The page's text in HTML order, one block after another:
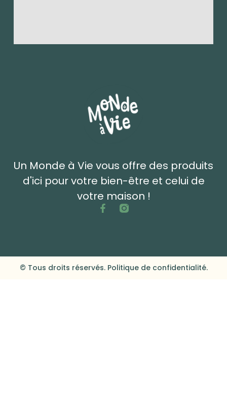
Un Monde à Vie vous offre des produits
d'ici pour votre bien-être et celui de
votre maison !
© Tous droits réservés. Politique de confidentialité.